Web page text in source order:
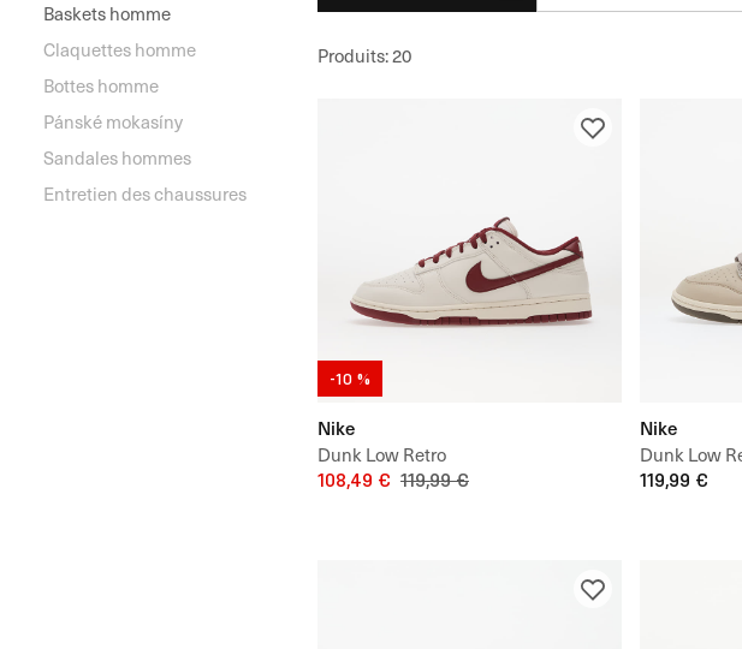
Baskets homme
Claquettes homme
Bottes homme
Pánské mokasíny
Sandales hommes
Entretien des chaussures
Produits:20
-10 %
Nike
Dunk Low Retro
108,49 € 119,99 €
Nike
Dunk Low
119,99 €